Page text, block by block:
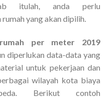
itulah, anda perlu
yang akan dipilih.
per meter 2019
diperlukan data-data yang
untuk pekerjaan dan
wilayah kota biaya
beda. Berikut contoh